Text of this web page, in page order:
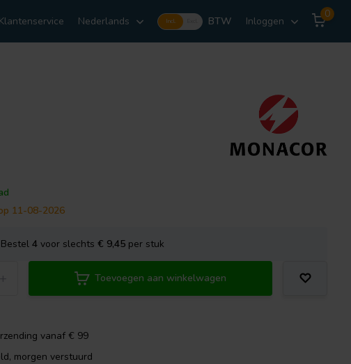
Klantenservice Nederlands Incl. BTW Inloggen
0
11-08-2026
Bestel4 voor slechts€ 9,45 per stuk
Toevoegen aan winkelwagen
vanaf € 99
morgen verstuurd